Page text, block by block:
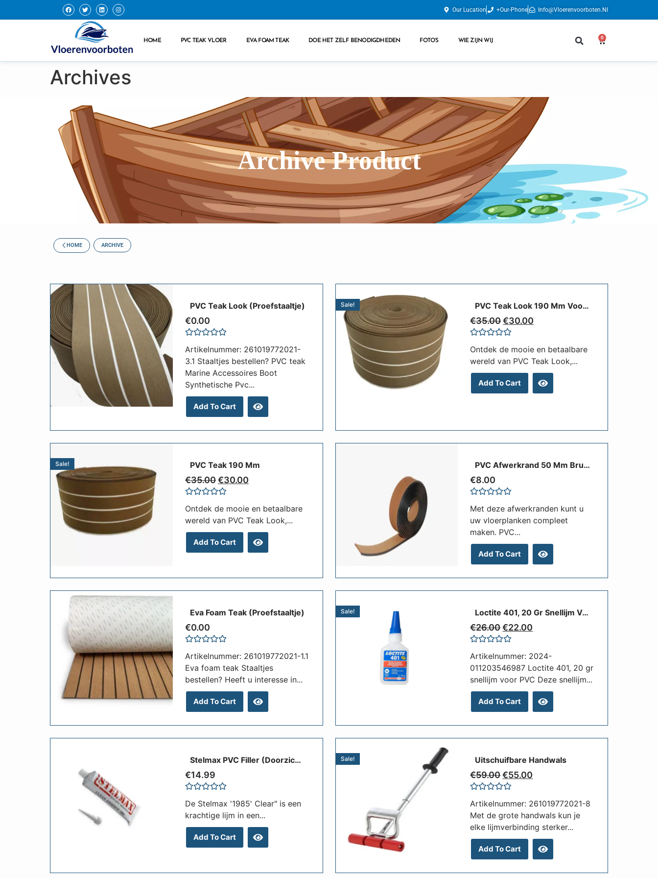
Our Lucation +Our-Phone Info@vloerenvoorboten.nl
HOME PVC TEAK VLOER EVA FOAM TEAK DOE HET ZELF BENODIGDHEDEN FOTO’S WIE ZIJN WIJ
0
Archives
Archive Product
HOME ARCHIVE
PVC Teak Look (Proefstaaltje)
€0.00
0
out
of
5
Artikelnummer: 261019772021-
3.1 Staaltjes bestellen? PVC teak
Marine Accessoires Boot
Synthetische Pvc...
Add To Cart
Sale! PVC Teak Look 190 Mm Voor Boten
€35.00€30.00
0
of
5
Ontdek de mooie en betaalbare
wereld van PVC Teak Look,...
Add To Cart
Sale! PVC Teak 190 Mm
€35.00€30.00
0
of
5
Ontdek de mooie en betaalbare
wereld van PVC Teak Look,...
Add To Cart
PVC Afwerkrand 50 Mm Bruin Of Grijs Met Zwart Of Witte Rand, Per Meter, Of Eva Foam Teak
€8.00
0
of
5
Met deze afwerkranden kunt u
uw vloerplanken compleet
maken. PVC...
Add To Cart
Eva Foam Teak (Proefstaaltje)
€0.00
0
out
of
5
Artikelnummer: 261019772021-1.1
Eva foam teak Staaltjes
bestellen? Heeft u interesse in...
Add To Cart
Sale! Loctite 401, 20 Gr Snellijm Voor PVC
€26.00€22.00
0
out
of
5
Artikelnummer: 2024-
011203546987 Loctite 401, 20 gr
snellijm voor PVC Deze snellijm...
Add To Cart
Stelmax PVC Filler (doorzichtig) 135 Gr
€14.99
0
out
of
5
De Stelmax '1985' Clear" is een
krachtige lijm in een...
Add To Cart
Sale! Uitschuifbare Handwals
€59.00€55.00
0
out
of
5
Artikelnummer: 261019772021-8
Met de grote handwals kun je
elke lijmverbinding sterker...
Add To Cart